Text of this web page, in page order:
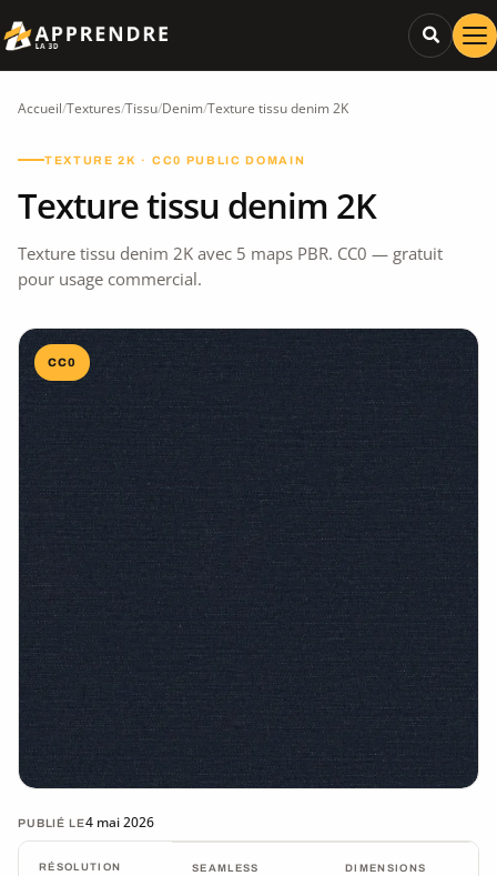
Accueil/Textures/Tissu/Denim/Texture tissu denim 2K
TEXTURE 2K · CC0 PUBLIC DOMAIN
Texture tissu denim 2K
Texture tissu denim 2K avec 5 maps PBR. CC0 — gratuit
pour usage commercial.
CC0
PUBLIÉ LE4 mai 2026
RÉSOLUTION SEAMLESS DIMENSIONS